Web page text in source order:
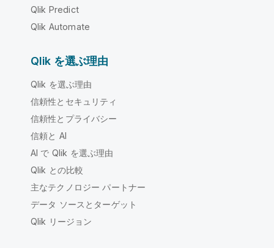
Qlik Predict
Qlik Automate
Qlik を選ぶ理由
Qlik を選ぶ理由
信頼性とセキュリティ
信頼性とプライバシー
信頼と AI
AI で Qlik を選ぶ理由
Qlik との比較
主なテクノロジー パートナー
データ ソースとターゲット
Qlik リージョン